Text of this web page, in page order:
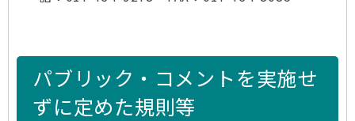
パブリック・コメントを実施せ
ずに定めた規則等